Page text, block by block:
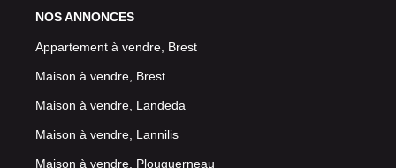
NOS ANNONCES
Appartement à vendre, Brest
Maison à vendre, Brest
Maison à vendre, Landeda
Maison à vendre, Lannilis
Maison à vendre, Plouguerneau